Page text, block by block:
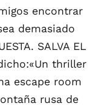
encontrar
demasiado
SALVA EL
dicho:«Un thriller
escape room
rusa de